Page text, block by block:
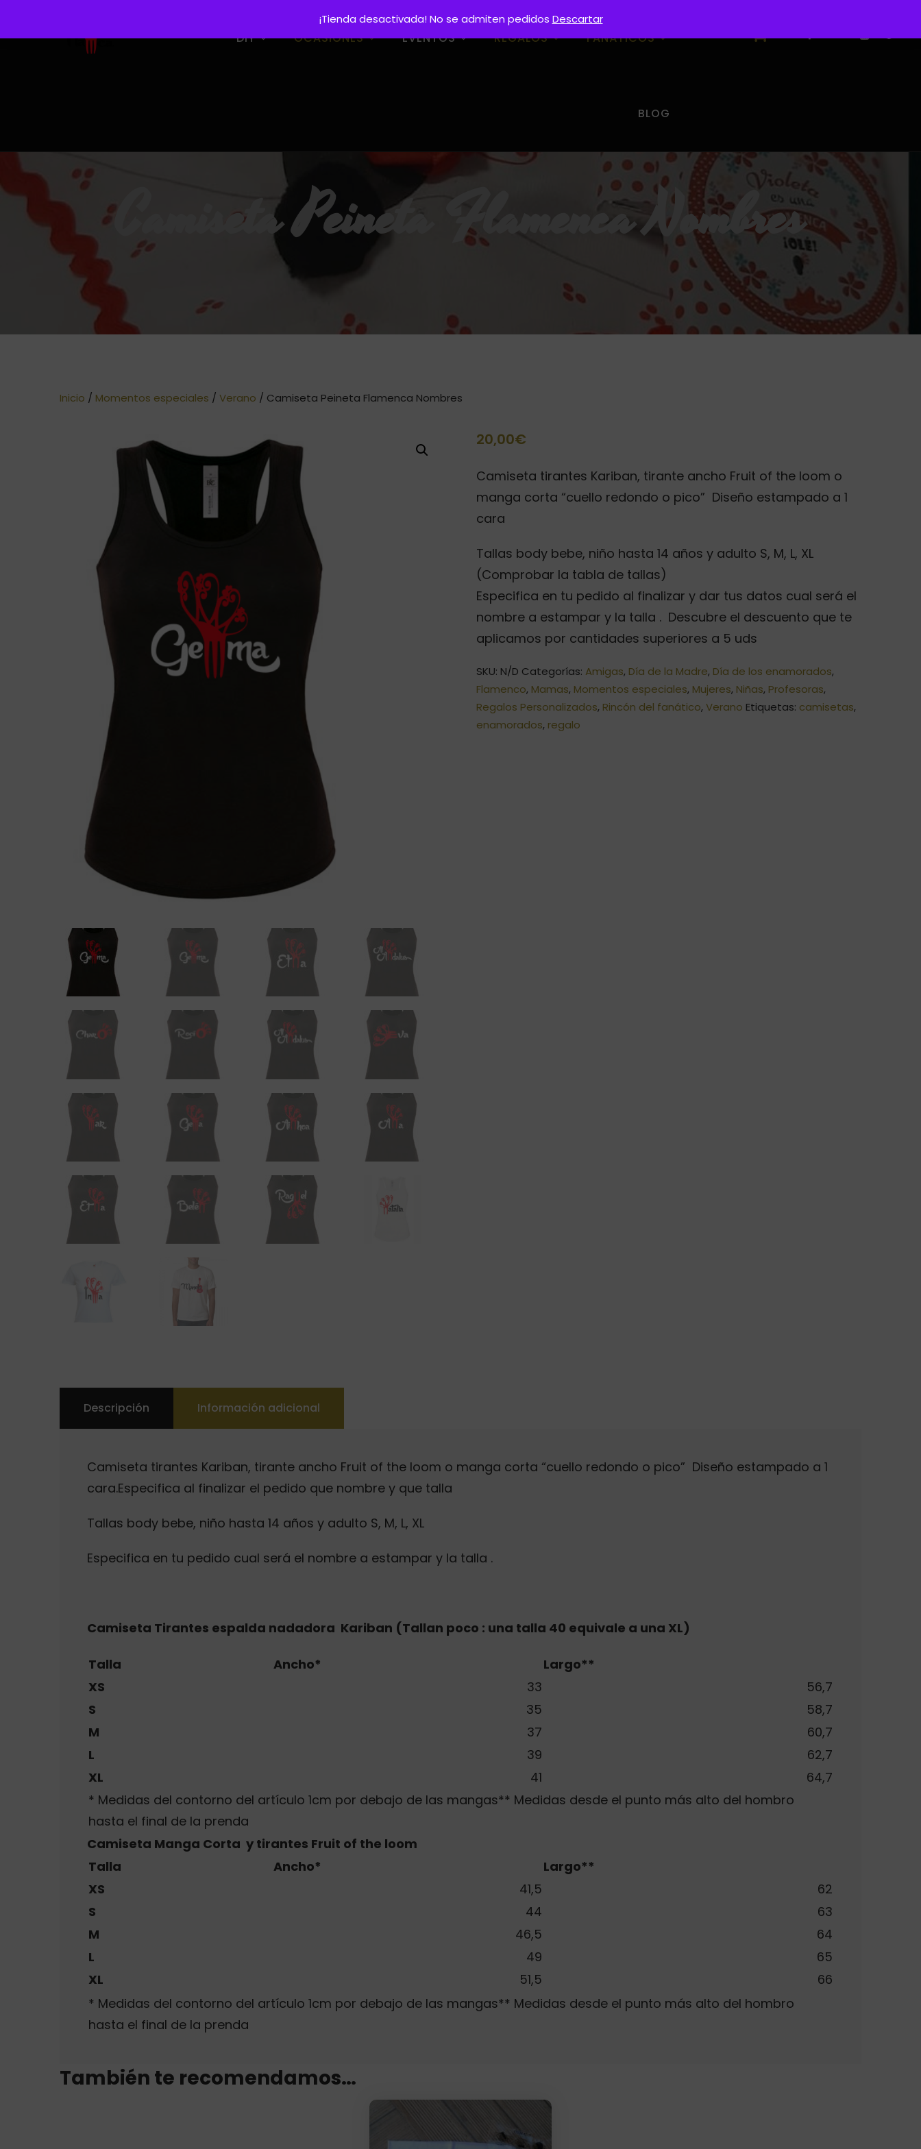
DIY OCASIONES EVENTOS REGALOS FANÁTICOS
BLOG
Camiseta Peineta Flamenca Nombres
Inicio / Momentos especiales / Verano / Camiseta Peineta Flamenca Nombres
20,00€
Camiseta tirantes Kariban, tirante ancho Fruit of the loom o
manga corta “cuello redondo o pico” Diseño estampado a 1
cara
Tallas body bebe, niño hasta 14 años y adulto S, M, L, XL
(Comprobar la tabla de tallas)
Especifica en tu pedido al finalizar y dar tus datos cual será el
nombre a estampar y la talla . Descubre el descuento que te
aplicamos por cantidades superiores a 5 uds
SKU: N/D Categorías: Amigas, Día de la Madre, Día de los enamorados,
Flamenco, Mamas, Momentos especiales, Mujeres, Niñas, Profesoras,
Regalos Personalizados, Rincón del fanático,Verano Etiquetas: camisetas,
enamorados, regalo
Descripción Información adicional
Camiseta tirantes Kariban, tirante ancho Fruit of the loom o manga corta “cuello redondo o pico” Diseño estampado a 1
cara.Especifica al finalizar el pedido que nombre y que talla
Tallas body bebe, niño hasta 14 años y adulto S, M, L, XL
Especifica en tu pedido cual será el nombre a estampar y la talla .
Camiseta Tirantes espalda nadadora Kariban (Tallan poco : una talla 40 equivale a una XL)
Talla Ancho*
Largo**
XS
33
56,7
S
35
58,7
M
37
60,7
L
39
62,7
XL
41
64,7
* Medidas del contorno del artículo 1cm por debajo de las mangas** Medidas desde el punto más alto del hombro
hasta el final de la prenda
Camiseta Manga Corta y tirantes Fruit of the loom
Talla
Ancho*
Largo**
XS
41,5
62
S
44
63
M
46,5
64
L
49
65
XL
51,5
66
* Medidas del contorno del artículo 1cm por debajo de las mangas** Medidas desde el punto más alto del hombro
hasta el final de la prenda
También te recomendamos…
¡Tienda desactivada! No se admiten pedidos Descartar